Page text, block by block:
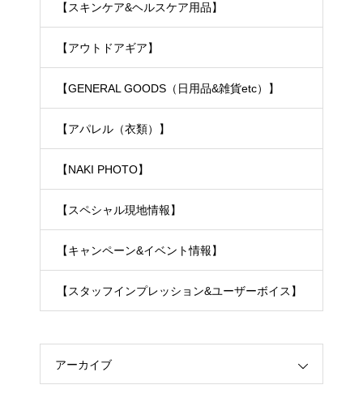
【スキンケア&ヘルスケア用品】
【アウトドアギア】
【GENERAL GOODS（日用品&雑貨etc）】
【アパレル（衣類）】
【NAKI PHOTO】
【スペシャル現地情報】
【キャンペーン&イベント情報】
【スタッフインプレッション&ユーザーボイス】
アーカイブ